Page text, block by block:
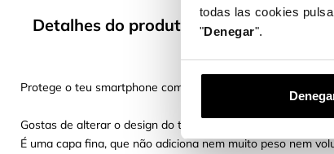
todas las cookies
"Denegar".
Detalhes do produto
Protege o teu smartphone com as nossas novas capas
Gostas de alterar o design do teu telemóvel? Com as
É uma capa fina, que não adiciona nem muito peso nem